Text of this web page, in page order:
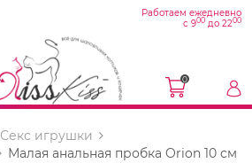
Работаем ежедневно
с 900 до 2200
0
Секс игрушки
Малая анальная пробка Orion 10 см